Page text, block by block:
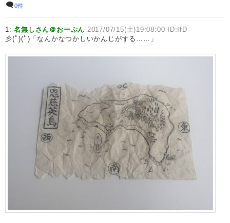
0件
1:名無しさん＠おーぷん 2017/07/15(土)19:08:00 ID:IfD
彡(ﾟ)(ﾟ)「なんかなつかしいかんじがする……」